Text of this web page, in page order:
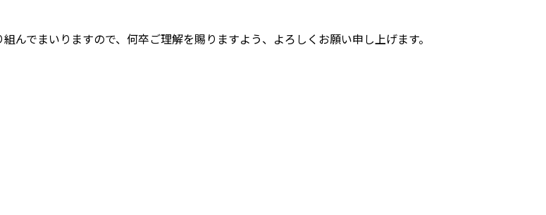
んでまいりますので、何卒ご理解を賜りますよう、よろしくお願い申し上げます。